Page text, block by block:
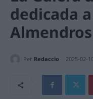
dedicada
Almendros
Per Redaccio 2025-02-